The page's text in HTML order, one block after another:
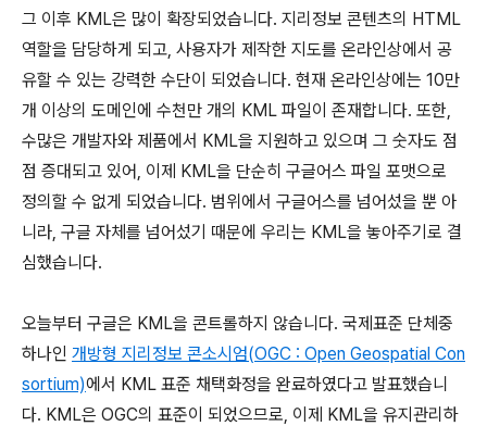
그 이후 KML은 많이 확장되었습니다. 지리정보 콘텐츠의 HTML
역할을 담당하게 되고, 사용자가 제작한 지도를 온라인상에서 공
유할 수 있는 강력한 수단이 되었습니다. 현재 온라인상에는 10만
개 이상의 도메인에 수천만 개의 KML 파일이 존재합니다. 또한,
수많은 개발자와 제품에서 KML을 지원하고 있으며 그 숫자도 점
점 증대되고 있어, 이제 KML을 단순히 구글어스 파일 포맷으로
정의할 수 없게 되었습니다. 범위에서 구글어스를 넘어섰을 뿐 아
니라, 구글 자체를 넘어섰기 때문에 우리는 KML을 놓아주기로 결
심했습니다.
오늘부터 구글은 KML을 콘트롤하지 않습니다. 국제표준 단체중
하나인 개방형 지리정보 콘소시엄(OGC : Open Geospatial Con
sortium)에서 KML 표준 채택화정을 완료하였다고 발표했습니
다. KML은 OGC의 표준이 되었으므로, 이제 KML을 유지관리하